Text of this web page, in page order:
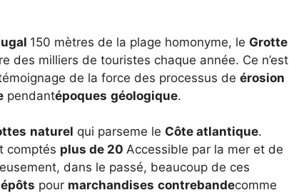
150 mètres de la plage homonyme, le Grotte
des milliers de touristes chaque année. Ce n’est
de la force des processus de érosion
pendantépoques géologique.
naturel qui parseme le Côte atlantique.
comptés plus de 20 Accessible par la mer et de
dans le passé, beaucoup de ces
pour marchandises contrebandecomme